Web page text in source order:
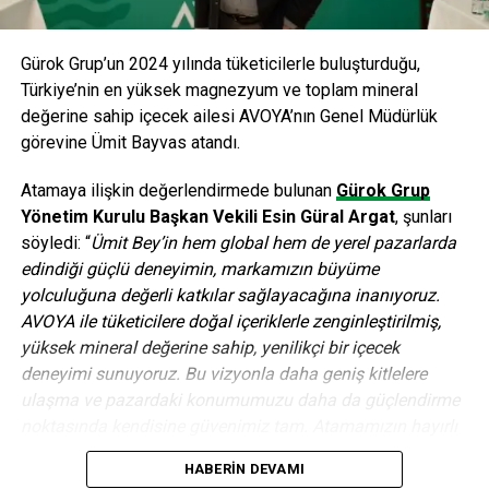
büyük ölçekli işletmeler için kolaylık sağlıyor.
ANAHTAR KELIMELER: ARAS KARGO KARGO SEKTÖRÜ
SONRAKI
VİKO ile aydınlık parmaklarınızın ucunda!
Mart ayında ekonomi dünyasında neler yaşandı
editor
Gürok Grup’un 2024 yılında tüketicilerle buluşturduğu,
Türkiye’nin en yüksek magnezyum ve toplam mineral
değerine sahip içecek ailesi AVOYA’nın Genel Müdürlük
görevine Ümit Bayvas atandı.
Atamaya ilişkin değerlendirmede bulunan Gürok Grup
Yönetim Kurulu Başkan Vekili Esin Güral Argat, şunları
söyledi: “Ümit Bey’in hem global hem de yerel pazarlarda
edindiği güçlü deneyimin, markamızın büyüme
yolculuğuna değerli katkılar sağlayacağına inanıyoruz.
AVOYA ile tüketicilere doğal içeriklerle zenginleştirilmiş,
yüksek mineral değerine sahip, yenilikçi bir içecek
deneyimi sunuyoruz. Bu vizyonla daha geniş kitlelere
ulaşma ve pazardaki konumumuzu daha da güçlendirme
ve uğurlu olmasını diliyoruz.”
HABERIN DEVAMI